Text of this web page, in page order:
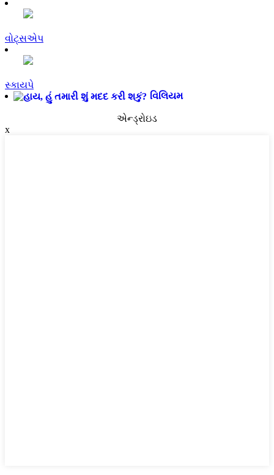
વોટ્સએપ
સ્કાયપે
વિલિયમ
એન્ડ્રોઇડ
x